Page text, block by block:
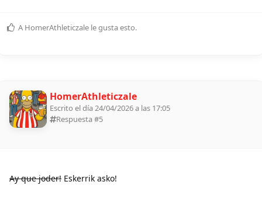
A HomerAthleticzale le gusta esto.
HomerAthleticzale
Escrito el día 24/04/2026 a las 17:05
Respuesta #5
Ay que joder! Eskerrik asko!